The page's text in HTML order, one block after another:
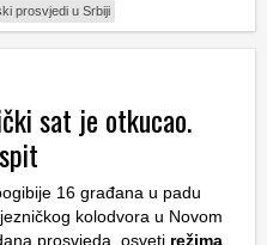
prosvjedi u Srbiji
sat je otkucao.
16 građana u padu
kolodvora u Novom
prosvjeda, osveti režima